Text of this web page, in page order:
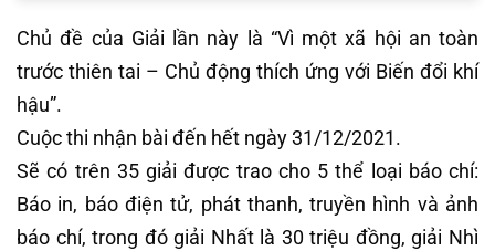
Chủ đề của Giải lần này là “Vì một xã hội an toàn
trước thiên tai – Chủ động thích ứng với Biến đổi khí
hậu”.
Cuộc thi nhận bài đến hết ngày 31/12/2021.
Sẽ có trên 35 giải được trao cho 5 thể loại báo chí:
Báo in, báo điện tử, phát thanh, truyền hình và ảnh
báo chí, trong đó giải Nhất là 30 triệu đồng, giải Nhì